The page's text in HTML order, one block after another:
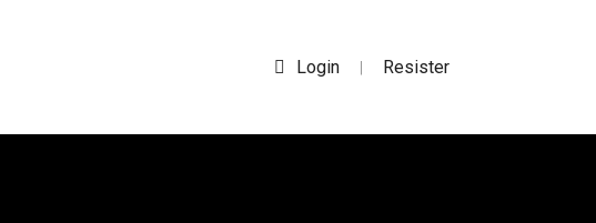
Login | Resister